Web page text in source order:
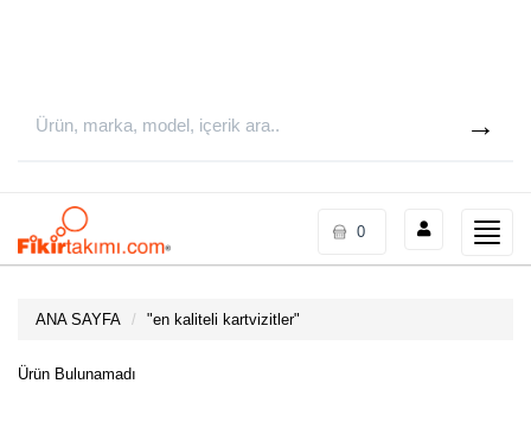
Toggle
0
ANA SAYFA "en kaliteli kartvizitler"
Ürün Bulunamadı